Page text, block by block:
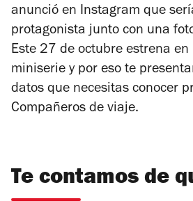
anunció en Instagram que
protagonista junto con una
Este 27 de octubre estrena
miniserie y por eso te
datos que necesitas conocer
Compañeros de viaje.
Te contamos de